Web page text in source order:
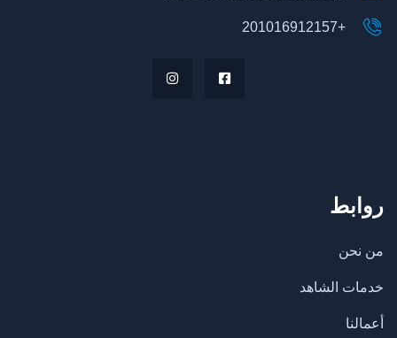
+201016912157
روابط
من نحن
خدمات الشاهد
أعمالنا